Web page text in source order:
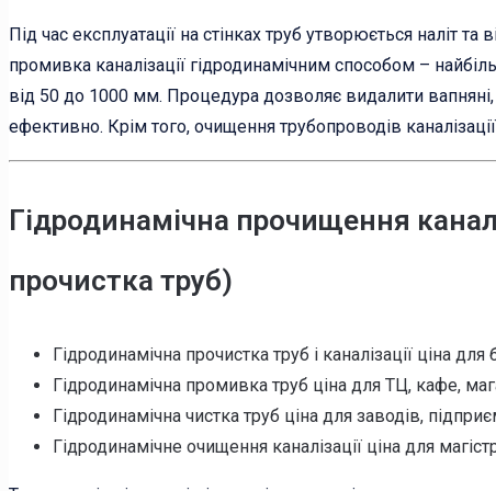
Під час експлуатації на стінках труб утворюється наліт
промивка каналізації гідродинамічним способом –
від 50 до 1000 мм. Процедура дозволяє видалити
ефективно. Крім того, очищення трубопроводів
Гідродинамічна прочищення
прочистка труб)
Гідродинамічна прочистка труб і каналізації ціна
Гідродинамічна промивка труб ціна для ТЦ, кафе,
Гідродинамічна чистка труб ціна для заводів,
Гідродинамічне очищення каналізації ціна для